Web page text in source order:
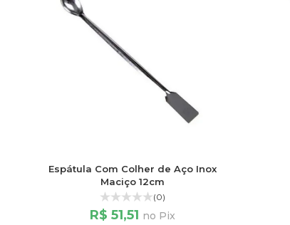
Espátula Com Colher de Aço Inox
Maciço 12cm
(0)
R$ 51,51 no Pix